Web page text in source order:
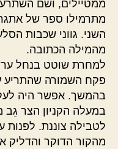
ממטיילים, ושם
מתרמילו ספר של אתגר
השני. גווני שכבות
מהמילה הכתובה.
למחרת שוטט בנחל
פקח השמורה
בהמשך. אפשר היה
במעלה הקניון הצר גֵב
לטבילה צוננת. לפנות
מהקור הדוקר והדליק